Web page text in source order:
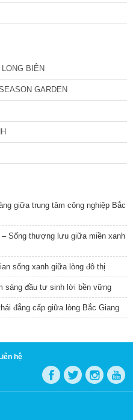
BIÊN
GARDEN
giữa trung tâm công nghiệp Bắc
Sống thượng lưu giữa miền xanh
sống xanh giữa lòng đô thị
sáng đầu tư sinh lời bền vững
đẳng cấp giữa lòng Bắc Giang
hệ